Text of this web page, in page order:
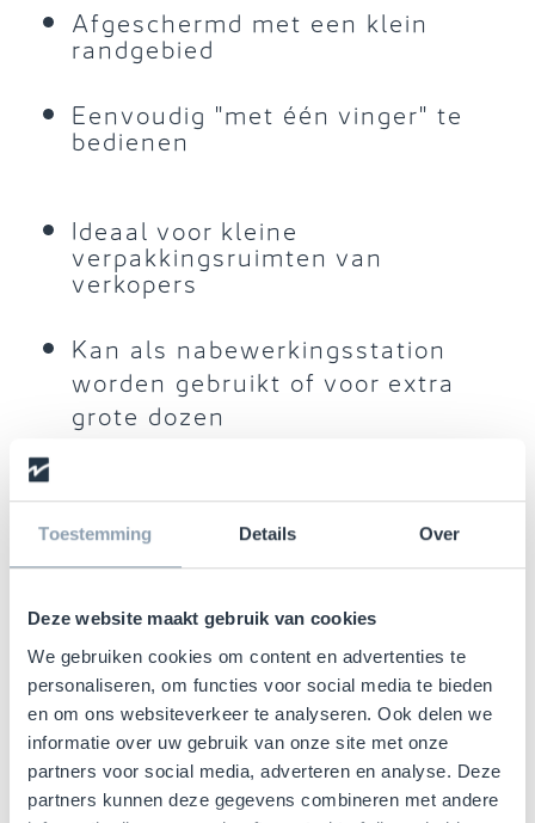
Toestemming Details Over
Deze website maakt gebruik van cookies
We gebruiken cookies om content en advertenties te
personaliseren, om functies voor social media te bieden
en om ons websiteverkeer te analyseren. Ook delen we
informatie over uw gebruik van onze site met onze
partners voor social media, adverteren en analyse. Deze
partners kunnen deze gegevens combineren met andere
Afgeschermd met een klein
randgebied
Eenvoudig "met één vinger" te
bedienen
Ideaal voor kleine
verpakkingsruimten van
verkopers
Kan als nabewerkingsstation
worden gebruikt of voor extra
grote dozen
Makkelijk te gebruiken
toepassing
De kast wordt bediend door de verzwaarde
deur te sluiten, wat in principe met één vinger